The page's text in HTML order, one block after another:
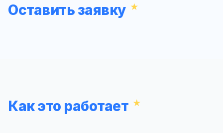
Оставить заявку
Как это работает